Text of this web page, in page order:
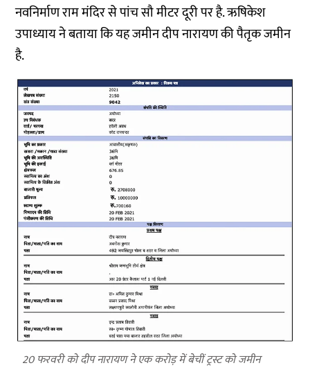
नवनिर्माण राम मंदिर से पांच सौ मीटर दूरी पर है. ऋषिकेश
उपाध्याय ने बताया कि यह जमीन दीप नारायण की पैतृक जमीन
है.
20 फरवरी को दीप नारायण ने एक करोड़ में बेचीं ट्रस्ट को जमीन